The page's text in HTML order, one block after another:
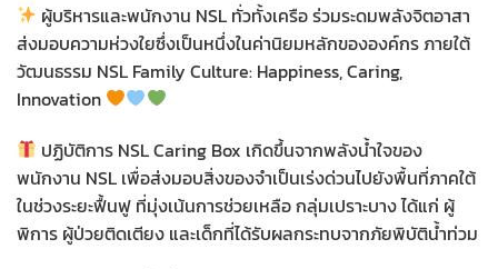
ผู้บริหารและพนักงาน NSL ทั่วทั้งเครือ ร่วมระดมพลังจิตอาสา
ส่งมอบความห่วงใยซึ่งเป็นหนึ่งในค่านิยมหลักขององค์กร ภายใต้
วัฒนธรรม NSL Family Culture: Happiness, Caring,
Innovation
ปฏิบัติการ NSL Caring Box เกิดขึ้นจากพลังน้ำใจของ
พนักงาน NSL เพื่อส่งมอบสิ่งของจำเป็นเร่งด่วนไปยังพื้นที่ภาคใต้
ในช่วงระยะฟื้นฟู ที่มุ่งเน้นการช่วยเหลือ กลุ่มเปราะบาง ได้แก่ ผู้
พิการ ผู้ป่วยติดเตียง และเด็กที่ได้รับผลกระทบจากภัยพิบัติน้ำท่วม